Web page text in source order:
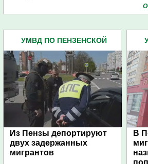
УМВД ПО ПЕНЗЕНСКОЙ
Из Пензы депортируют
двух задержанных
мигрантов
В